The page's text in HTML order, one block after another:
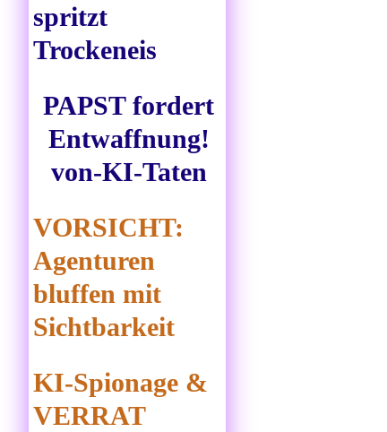
spritzt
Trockeneis
PAPST fordert
Entwaffnung!
von-KI-Taten
VORSICHT:
Agenturen
bluffen mit
Sichtbarkeit
KI-Spionage &
VERRAT